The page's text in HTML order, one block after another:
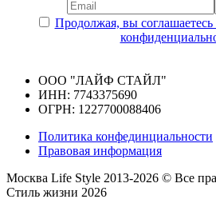
Продолжая, вы
ООО "ЛАЙФ СТАЙЛ"
ИНН: 7743375690
ОГРН: 1227700088406
Политика конфединциальности
Правовая информация
Москва Life Style 2013-2026 © Все
Стиль жизни 2026